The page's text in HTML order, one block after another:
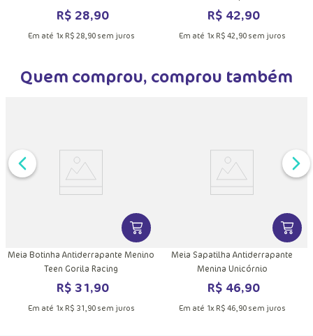
R$ 28,90
Em até 1x R$ 28,90sem juros
R$ 42,90
Em até 1x R$ 42,90sem juros
Quem comprou, comprou também
INFORMAÇÕES DO PRODUTOVER MAIS INFORMAÇÕES DO
Meia Botinha Antiderrapante Menino
Teen Gorila Racing
R$ 31,90
Em até 1x R$ 31,90sem juros
VER
Meia Sapatilha Antiderrapante
Menina Unicórnio
R$ 46,90
Em até 1x R$ 46,90sem juros